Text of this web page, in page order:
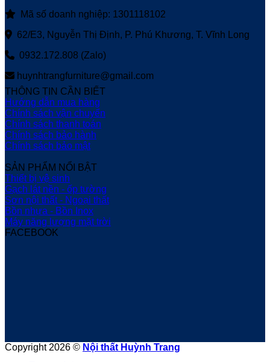
Mã số doanh nghiệp: 1301118102
62/E3, Nguyễn Thị Định, P. Phú Khương, T. Vĩnh Long
0932.172.808 (Zalo)
huynhtrangfurniture@gmail.com
THÔNG TIN CẦN BIẾT
Hướng dẫn mua hàng
Chính sách vận chuyển
Chính sách thanh toán
Chính sách bảo hành
Chính sách bảo mật
SẢN PHẨM NỔI BẬT
Thiết bị vệ sinh
Gạch lát nền - ốp tường
Sơn nội thất - Ngoại thất
Bồn nhựa - Bồn Inox
Máy năng lượng mặt trời
FACEBOOK
Copyright 2026 © Nội thất Huỳnh Trang